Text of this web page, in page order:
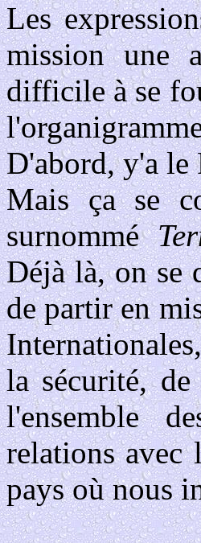
Les
mission une
difficile à se
D'abord, y'a le
Mais ça se
surnommé
Déjà là, on se
de partir en
la sécurité,
l'ensemble
relations avec
pays où nous